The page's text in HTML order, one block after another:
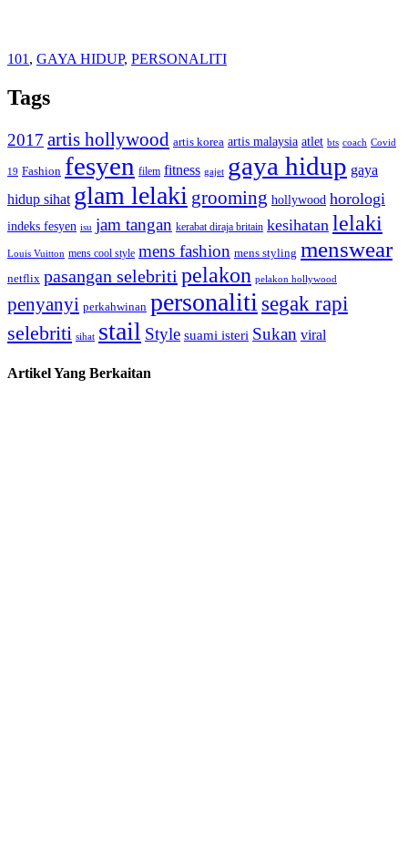
101 , GAYA HIDUP, PERSONALITI
Tags
2017 artis hollywood artis korea artis malaysia atlet bts coach Covid
19 Fashion fesyen filem fitness gajet gaya hidup gaya
hidup sihat glam lelaki grooming hollywood horologi
indeks fesyen isu jam tangan kerabat diraja britain kesihatan lelaki
Louis Vuitton mens cool style mens fashion mens styling menswear
netflix pasangan selebriti pelakon pelakon hollywood
penyanyi perkahwinan personaliti segak rapi
selebriti sihat stail Style suami isteri Sukan viral
Artikel Yang Berkaitan